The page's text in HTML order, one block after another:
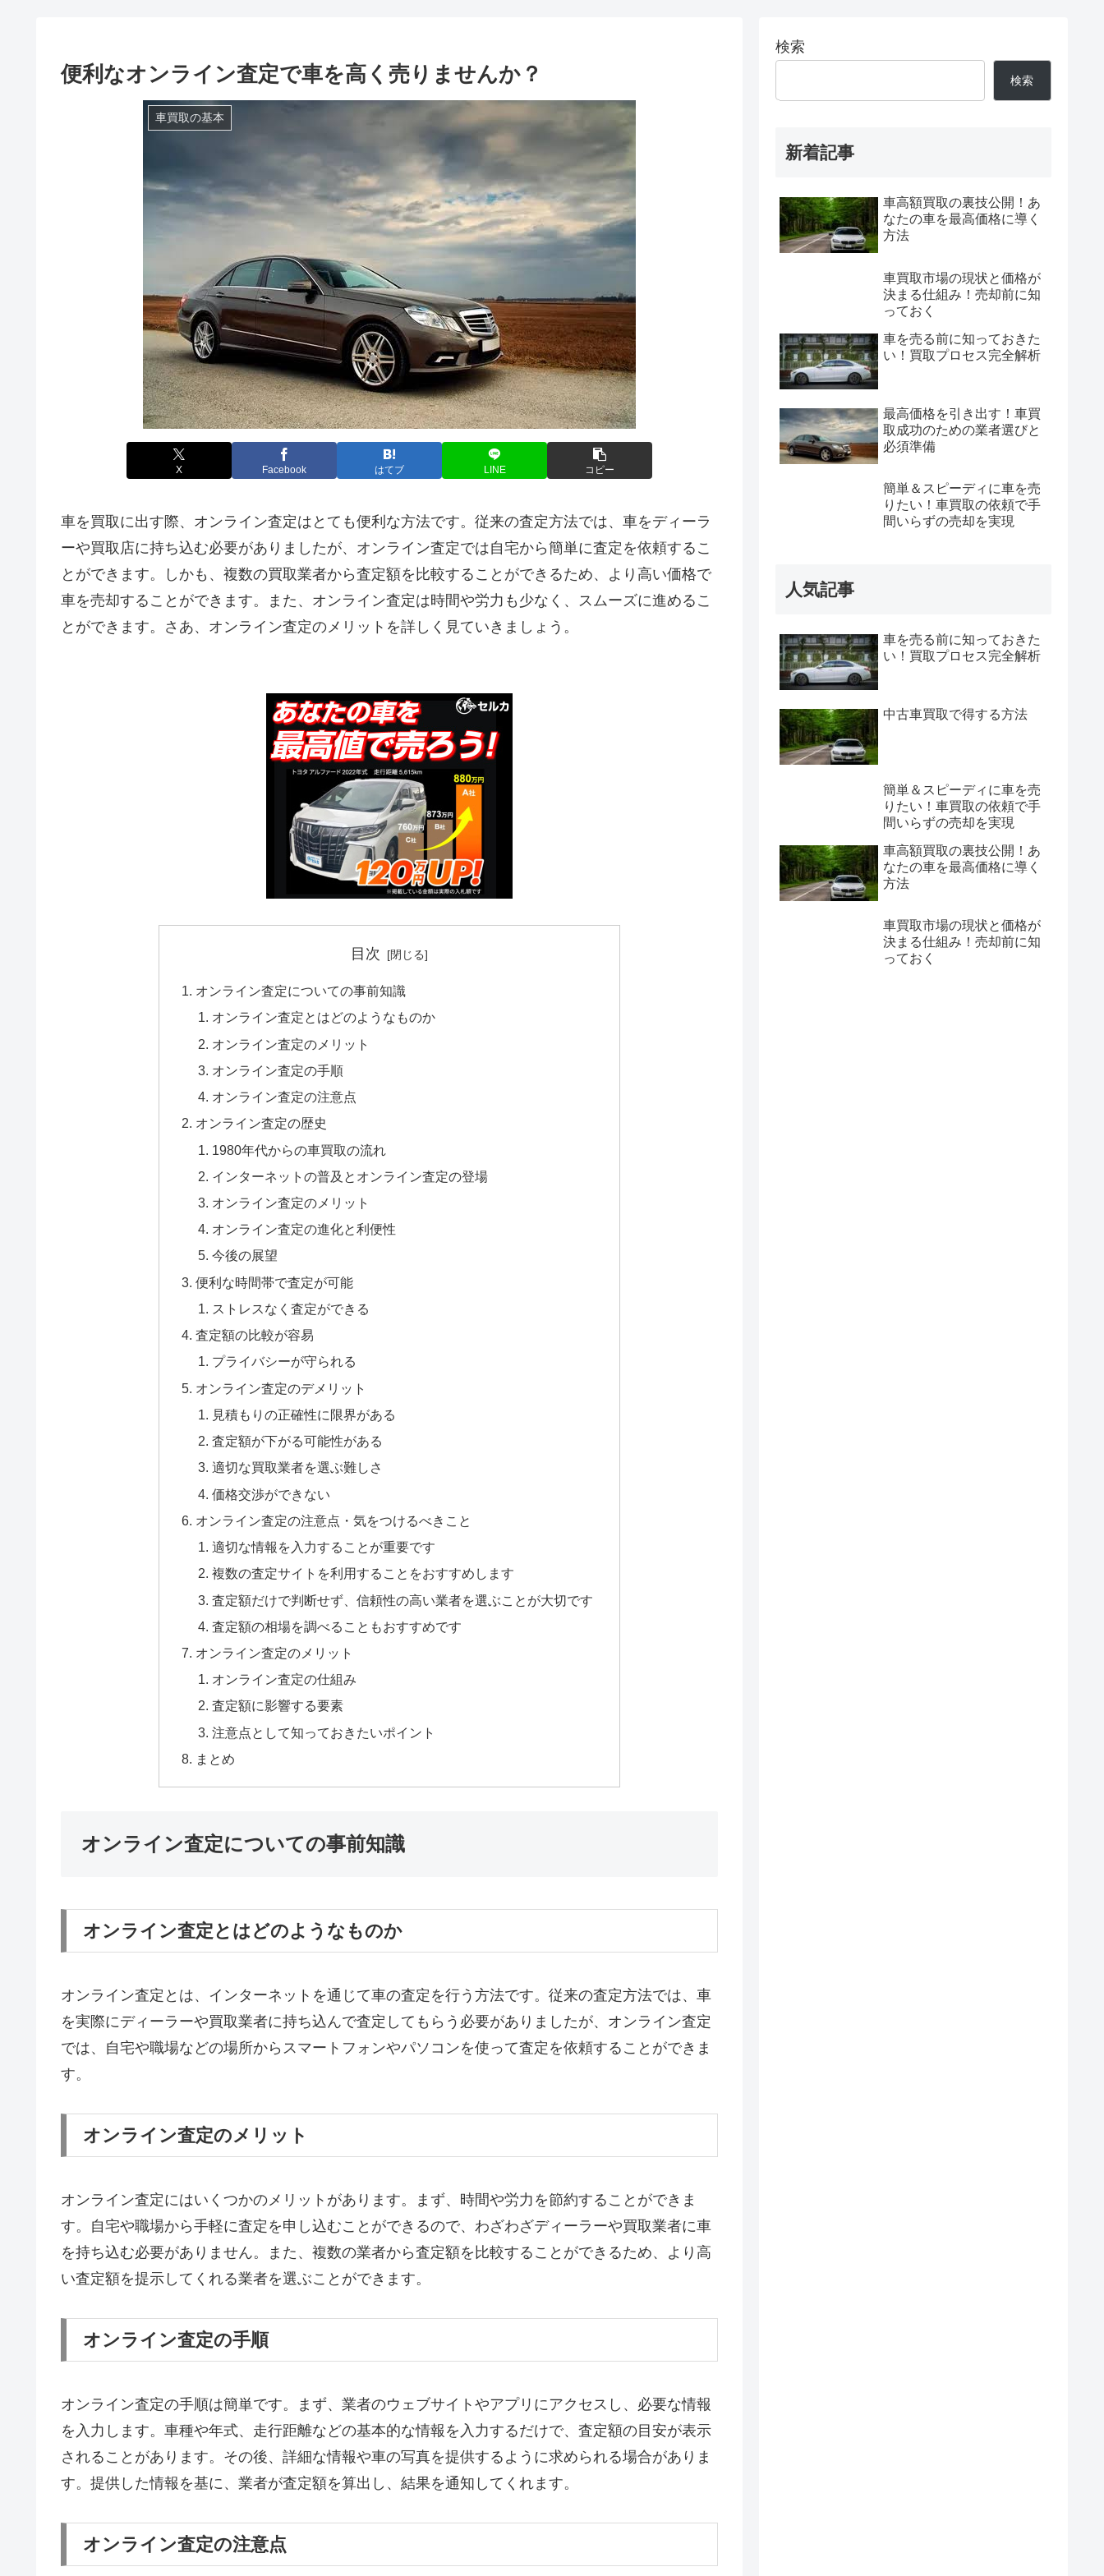
便利なオンライン査定で車を高く売りませんか？
車買取の基本
X Facebook はてブ LINE コピー
車を買取に出す際、オンライン査定はとても便利な方法です。従来の査定方法では、車をディーラ
ーや買取店に持ち込む必要がありましたが、オンライン査定では自宅から簡単に査定を依頼するこ
とができます。しかも、複数の買取業者から査定額を比較することができるため、より高い価格で
車を売却することができます。また、オンライン査定は時間や労力も少なく、スムーズに進めるこ
とができます。さあ、オンライン査定のメリットを詳しく見ていきましょう。
目次
オンライン査定についての事前知識
オンライン査定とはどのようなものか
オンライン査定のメリット
オンライン査定の手順
オンライン査定の注意点
オンライン査定の歴史
1980年代からの車買取の流れ
インターネットの普及とオンライン査定の登場
オンライン査定のメリット
オンライン査定の進化と利便性
今後の展望
便利な時間帯で査定が可能
ストレスなく査定ができる
査定額の比較が容易
プライバシーが守られる
オンライン査定のデメリット
見積もりの正確性に限界がある
査定額が下がる可能性がある
適切な買取業者を選ぶ難しさ
価格交渉ができない
オンライン査定の注意点・気をつけるべきこと
適切な情報を入力することが重要です
複数の査定サイトを利用することをおすすめします
査定額だけで判断せず、信頼性の高い業者を選ぶことが大切です
査定額の相場を調べることもおすすめです
オンライン査定のメリット
オンライン査定の仕組み
査定額に影響する要素
注意点として知っておきたいポイント
まとめ
オンライン査定についての事前知識
オンライン査定とはどのようなものか
オンライン査定とは、インターネットを通じて車の査定を行う方法です。従来の査定方法では、車
を実際にディーラーや買取業者に持ち込んで査定してもらう必要がありましたが、オンライン査定
では、自宅や職場などの場所からスマートフォンやパソコンを使って査定を依頼することができま
す。
オンライン査定のメリット
オンライン査定にはいくつかのメリットがあります。まず、時間や労力を節約することができま
す。自宅や職場から手軽に査定を申し込むことができるので、わざわざディーラーや買取業者に車
を持ち込む必要がありません。また、複数の業者から査定額を比較することができるため、より高
い査定額を提示してくれる業者を選ぶことができます。
オンライン査定の手順
オンライン査定の手順は簡単です。まず、業者のウェブサイトやアプリにアクセスし、必要な情報
を入力します。車種や年式、走行距離などの基本的な情報を入力するだけで、査定額の目安が表示
されることがあります。その後、詳細な情報や車の写真を提供するように求められる場合がありま
す。提供した情報を基に、業者が査定額を算出し、結果を通知してくれます。
オンライン査定の注意点
検索
検索
新着記事
車高額買取の裏技公開！あ
なたの車を最高価格に導く
方法
車買取市場の現状と価格が
決まる仕組み！売却前に知
っておく
車を売る前に知っておきた
い！買取プロセス完全解析
最高価格を引き出す！車買
取成功のための業者選びと
必須準備
簡単＆スピーディに車を売
りたい！車買取の依頼で手
間いらずの売却を実現
人気記事
車を売る前に知っておきた
い！買取プロセス完全解析
中古車買取で得する方法
簡単＆スピーディに車を売
りたい！車買取の依頼で手
間いらずの売却を実現
車高額買取の裏技公開！あ
なたの車を最高価格に導く
方法
車買取市場の現状と価格が
決まる仕組み！売却前に知
っておく